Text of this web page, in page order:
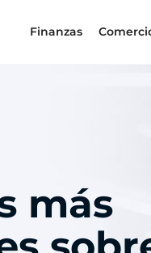
Finanzas
más